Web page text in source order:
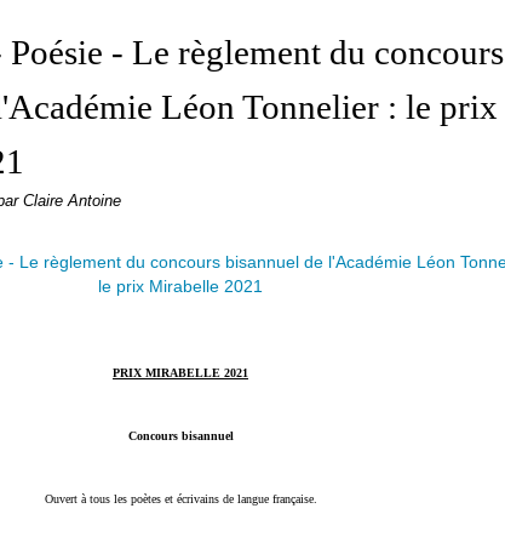
- Le règlement du concours
Léon Tonnelier : le prix
Claire Antoine
PRIX MIRABELLE 2021
Concours bisannuel
Ouvert à tous les poètes et écrivains de langue française.